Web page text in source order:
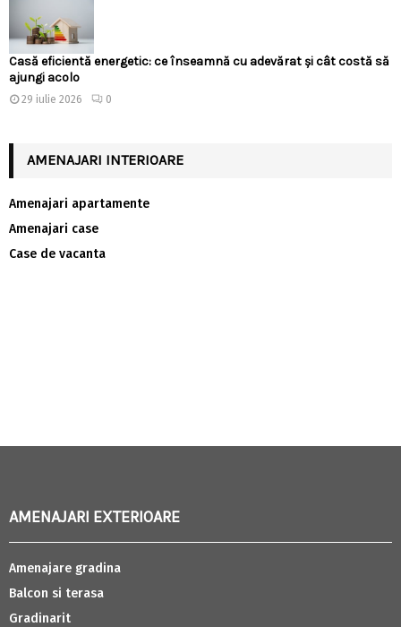
Casă eficientă energetic: ce înseamnă cu adevărat și cât costă să
ajungi acolo
29 iulie 2026 0
AMENAJARI INTERIOARE
Amenajari apartamente
Amenajari case
Case de vacanta
AMENAJARI EXTERIOARE
Amenajare gradina
Balcon si terasa
Gradinarit